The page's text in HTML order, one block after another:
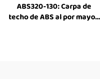
ABS320-130: Carpa de
techo de ABS al por mayor,